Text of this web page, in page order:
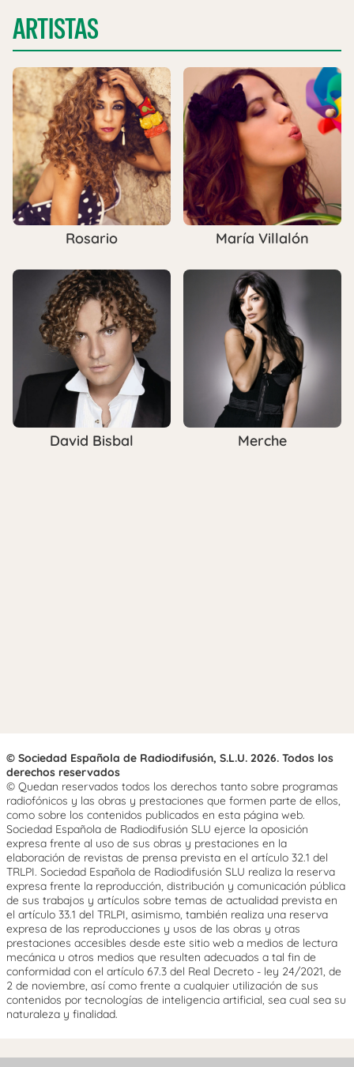
ARTISTAS
Rosario María Villalón
David Bisbal Merche
© Sociedad Española de Radiodifusión, S.L.U. 2026. Todos los
derechos reservados
© Quedan reservados todos los derechos tanto sobre programas
radiofónicos y las obras y prestaciones que formen parte de ellos,
como sobre los contenidos publicados en esta página web.
Sociedad Española de Radiodifusión SLU ejerce la oposición
expresa frente al uso de sus obras y prestaciones en la
elaboración de revistas de prensa prevista en el artículo 32.1 del
TRLPI. Sociedad Española de Radiodifusión SLU realiza la reserva
expresa frente la reproducción, distribución y comunicación pública
de sus trabajos y artículos sobre temas de actualidad prevista en
el artículo 33.1 del TRLPI, asimismo, también realiza una reserva
expresa de las reproducciones y usos de las obras y otras
prestaciones accesibles desde este sitio web a medios de lectura
mecánica u otros medios que resulten adecuados a tal fin de
conformidad con el artículo 67.3 del Real Decreto - ley 24/2021, de
2 de noviembre, así como frente a cualquier utilización de sus
contenidos por tecnologías de inteligencia artificial, sea cual sea su
naturaleza y finalidad.